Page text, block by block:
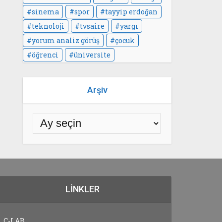
sinema
spor
tayyip erdoğan
teknoloji
tvsaire
yargı
yorum analiz görüş
çocuk
öğrenci
üniversite
Arşiv
LINKLER